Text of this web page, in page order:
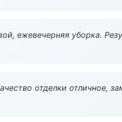
ежевечерняя уборка.
отделки отличное,